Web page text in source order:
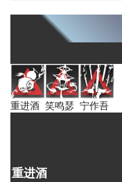
重进酒 笑鸣瑟 宁作吾
重进酒